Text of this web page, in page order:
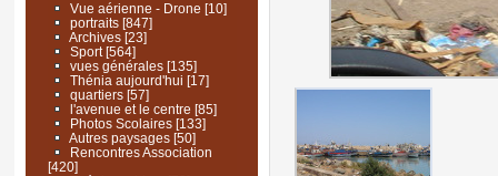
Vue aérienne - Drone [10]
portraits[847]
Archives [23]
Sport[564]
vues générales[135]
Thénia aujourd'hui [17]
quartiers[57]
l'avenue et le centre [85]
Photos Scolaires[133]
Autres paysages[50]
Rencontres Association
[420]